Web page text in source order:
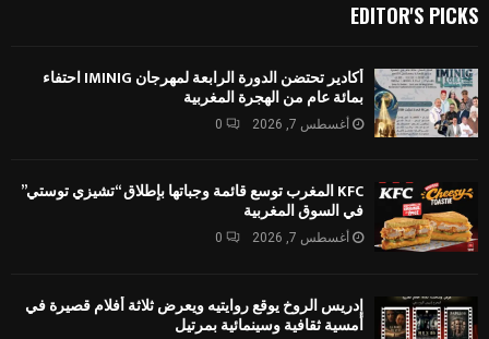
EDITOR'S PICKS
أكادير تحتضن الدورة الرابعة لمهرجان IMINIG احتفاء
بمائة عام من الهجرة المغربية
أغسطس 7, 2026 0
KFC المغرب توسع قائمة وجباتها بإطلاق “تشيزي توستي”
في السوق المغربية
أغسطس 7, 2026 0
إدريس الروخ يوقع روايتيه ويعرض ثلاثة أفلام قصيرة في
أمسية ثقافية وسينمائية بمرتيل